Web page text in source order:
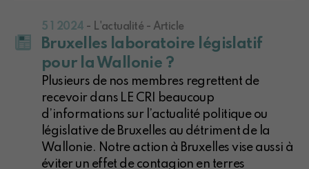
5 1 2024 - L'actualité - Article
Bruxelles laboratoire législatif
pour la Wallonie ?
Plusieurs de nos membres regrettent de
recevoir dans LE CRI beaucoup
d’informations sur l’actualité politique ou
législative de Bruxelles au détriment de la
Wallonie. Notre action à Bruxelles vise aussi à
éviter un effet de contagion en terres